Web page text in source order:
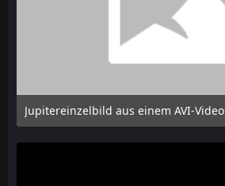
Jupitereinzelbild aus einem AVI-Video
6. Februar 2013 um 19:23